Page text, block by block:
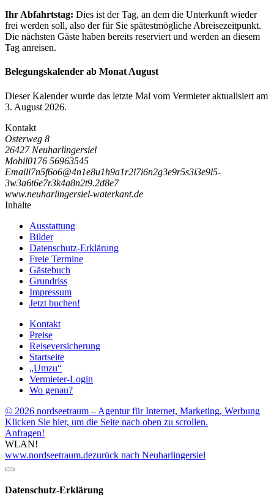
Ihr Abfahrtstag: Dies ist der Tag, an dem die Unterkunft wieder
frei werden soll, also der für Sie spätestmögliche Abreisezeitpunkt.
Die nächsten Gäste haben bereits reserviert und werden an diesem
Tag anreisen.
Belegungskalender ab Monat August
Dieser Kalender wurde das letzte Mal vom Vermieter aktualisiert am
3. August 2026.
Kontakt
Osterweg 8
26427 Neuharlingersiel
Mobil0176 56963545
Emaili7n5f6o6@4n1e8u1h9a1r2l7i6n2g3e9r5s3i3e9l5-
3w3a6t6e7r3k4a8n2t9.2d8e7
www.neuharlingersiel-waterkant.de
Inhalte
Ausstattung
Bilder
Datenschutz-Erklärung
Freie Termine
Gästebuch
Grundriss
Impressum
Jetzt buchen!
Kontakt
Preise
Reiseversicherung
Startseite
„Umzu“
Vermieter-Login
Wo genau?
© 2026 nordseetraum – Agentur für Internet, Marketing, Werbung
Klicken Sie hier, um die Seite nach oben zu scrollen.
Anfragen!
WLAN!
www.nordseetraum.dezurück nach Neuharlingersiel
Datenschutz-Erklärung